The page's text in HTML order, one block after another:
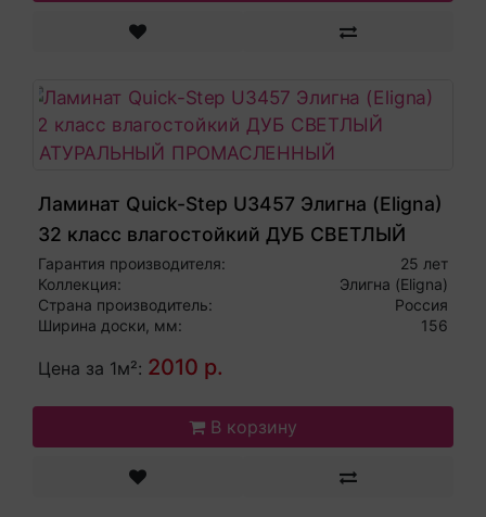
Ламинат Quick-Step U3457 Элигна (Eligna)
32 класс влагостойкий ДУБ СВЕТЛЫЙ
НАТУРАЛЬНЫЙ ПРОМАСЛЕННЫЙ
Гарантия производителя:
25 лет
Коллекция:
Элигна (Eligna)
Страна производитель:
Россия
Ширина доски, мм:
156
Цена за 1м²: 2010 р.
В корзину